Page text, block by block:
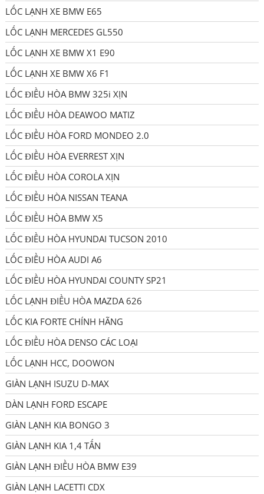
LỐC LẠNH XE BMW E65
LỐC LẠNH MERCEDES GL550
LỐC LẠNH XE BMW X1 E90
LỐC LẠNH XE BMW X6 F1
LỐC ĐIỀU HÒA BMW 325i XỊN
LỐC ĐIỀU HÒA DEAWOO MATIZ
LỐC ĐIỀU HÒA FORD MONDEO 2.0
LỐC ĐIỀU HÒA EVERREST XỊN
LỐC ĐIỀU HÒA COROLA XỊN
LỐC ĐIỀU HÒA NISSAN TEANA
LỐC ĐIỀU HÒA BMW X5
LỐC ĐIỀU HÒA HYUNDAI TUCSON 2010
LỐC ĐIỀU HÒA AUDI A6
LỐC ĐIỀU HÒA HYUNDAI COUNTY SP21
LỐC LẠNH ĐIỀU HÒA MAZDA 626
LỐC KIA FORTE CHÍNH HÃNG
LỐC ĐIỀU HÒA DENSO CÁC LOẠI
LỐC LẠNH HCC, DOOWON
GIÀN LẠNH ISUZU D-MAX
DÀN LẠNH FORD ESCAPE
GIÀN LẠNH KIA BONGO 3
GIÀN LẠNH KIA 1,4 TẤN
GIÀN LẠNH ĐIỀU HÒA BMW E39
GIÀN LẠNH LACETTI CDX